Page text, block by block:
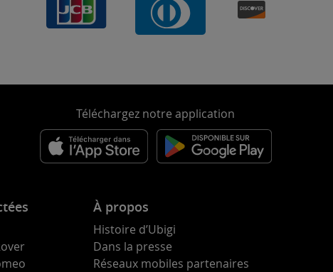
Téléchargez notre application
À propos
Histoire d’Ubigi
Dans la presse
Réseaux mobiles partenaires